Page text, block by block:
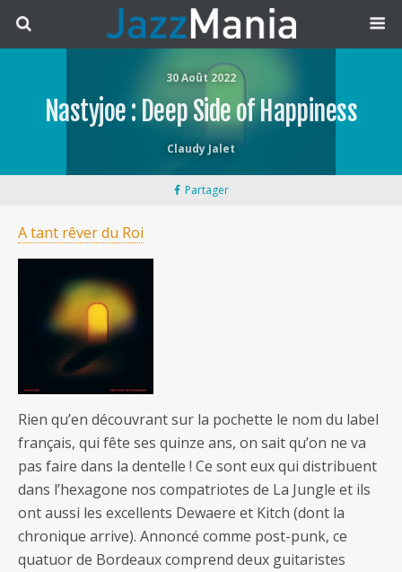
30 Août 2022
Nastyjoe : Deep Side of Happiness
Claudy Jalet
Partager
A tant rêver du Roi
Rien qu’en découvrant sur la pochette le nom du label
français, qui fête ses quinze ans, on sait qu’on ne va
pas faire dans la dentelle ! Ce sont eux qui distribuent
dans l’hexagone nos compatriotes de La Jungle et ils
ont aussi les excellents Dewaere et Kitch (dont la
chronique arrive). Annoncé comme post-punk, ce
quatuor de Bordeaux comprend deux guitaristes